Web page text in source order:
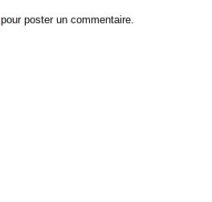
pour poster un commentaire.